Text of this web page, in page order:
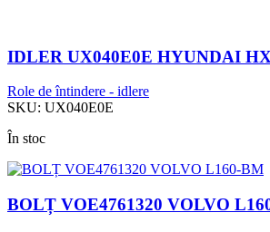
IDLER UX040E0E HYUNDAI
Role de întindere - idlere
SKU: UX040E0E
În stoc
BOLȚ VOE4761320 VOLVO